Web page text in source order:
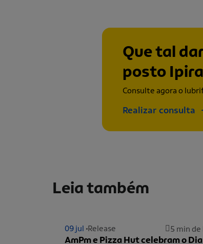
Que tal
posto
Consulte agora o
Realizar consulta
Leia também
09 jul Release 5 min
AmPm e Pizza Hut celebram o